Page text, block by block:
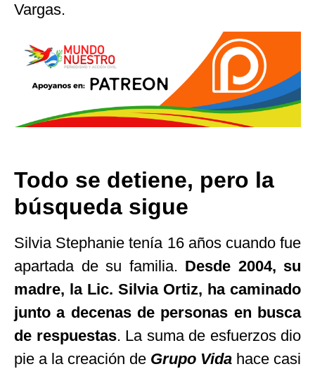
Vargas.
Todo se detiene, pero la
búsqueda sigue
Silvia Stephanie tenía 16 años cuando fue
apartada de su familia. Desde 2004, su
madre, la Lic. Silvia Ortiz, ha caminado
junto a decenas de personas en busca
de respuestas. La suma de esfuerzos dio
pie a la creación de Grupo Vida hace casi